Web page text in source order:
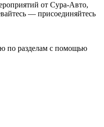
от Сура-Авто,
— присоединяйтесь
по разделам с помощью